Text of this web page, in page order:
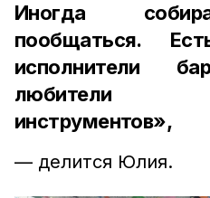
Иногда
пообщаться.
исполнители
любители
инструментов»,
— делится Юлия.